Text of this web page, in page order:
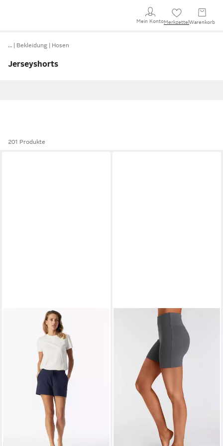
Mein KontoMerkzettel Warenkorb
… Bekleidung Hosen
Jerseyshorts
201 Produkte